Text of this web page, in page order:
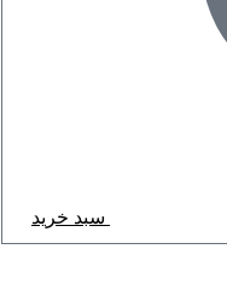
سبد خرید